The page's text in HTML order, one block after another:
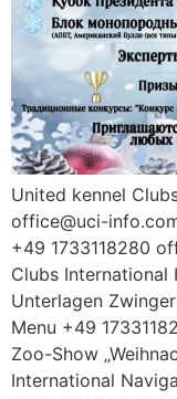
United kennel
office@uci-
+49 1733118280
Clubs International
Unterlagen
Menu +49
Zoo-Show
International